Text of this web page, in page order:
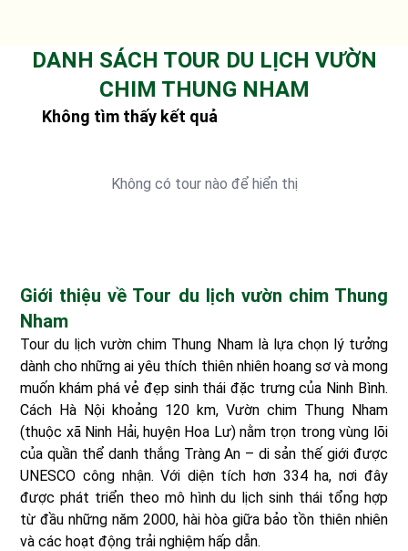
DANH SÁCH TOUR DU LỊCH VƯỜN
CHIM THUNG NHAM
Không tìm thấy kết quả
Không có tour nào để hiển thị
Giới thiệu về Tour du lịch vườn chim Thung
Nham
Tour du lịch vườn chim Thung Nham là lựa chọn lý tưởng
dành cho những ai yêu thích thiên nhiên hoang sơ và mong
muốn khám phá vẻ đẹp sinh thái đặc trưng của Ninh Bình.
Cách Hà Nội khoảng 120 km, Vườn chim Thung Nham
(thuộc xã Ninh Hải, huyện Hoa Lư) nằm trọn trong vùng lõi
của quần thể danh thắng Tràng An – di sản thế giới được
UNESCO công nhận. Với diện tích hơn 334 ha, nơi đây
được phát triển theo mô hình du lịch sinh thái tổng hợp
từ đầu những năm 2000, hài hòa giữa bảo tồn thiên nhiên
và các hoạt động trải nghiệm hấp dẫn.